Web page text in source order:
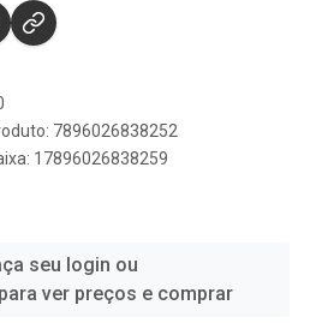
7896026838252
17896026838259
seu login ou
ver preços e comprar